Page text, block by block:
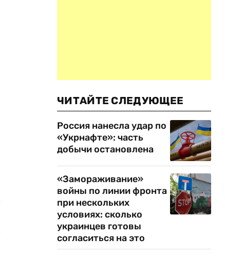
ЧИТАЙТЕ СЛЕДУЮЩЕЕ
Россия нанесла удар по
«Укрнафте»: часть
добычи остановлена
«Замораживание»
войны по линии фронта
при нескольких
условиях: сколько
украинцев готовы
согласиться на это